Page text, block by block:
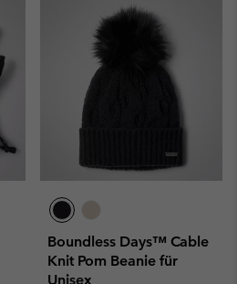
Boundless Days™ Cable
Knit Pom Beanie für
Unisex